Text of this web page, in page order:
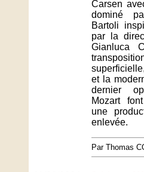
Carsen
dominé
Bartoli
par la
Gianluca
et la
dernier
Mozart
une
enlevée.
Par Thomas